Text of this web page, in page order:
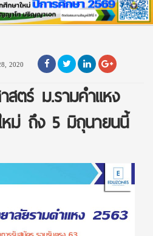
2020
ตร์ ม.รามคำแหง
หม่ ถึง 5 มิถุนายนนี้